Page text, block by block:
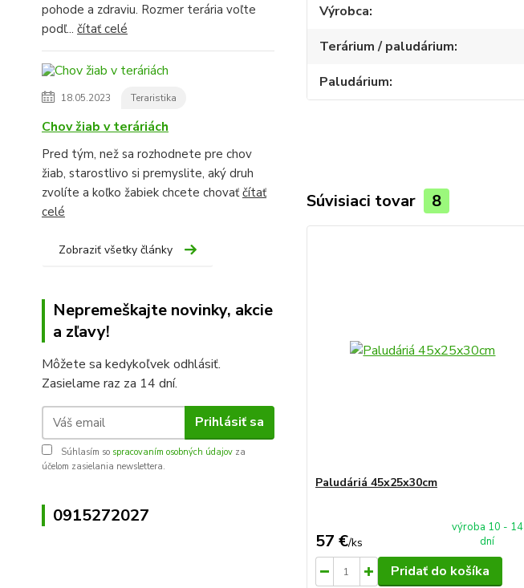
pohode a zdraviu. Rozmer terária voľte
podľ... čítať celé
18.05.2023 Teraristika
Chov žiab v teráriách
Pred tým, než sa rozhodnete pre chov
žiab, starostlivo si premyslite, aký druh
zvolíte a koľko žabiek chcete chovaťčítať
celé
Zobraziť všetky články
Nepremeškajte novinky, akcie
a zľavy!
Môžete sa kedykoľvek odhlásiť.
Zasielame raz za 14 dní.
Prihlásiť sa
Súhlasím so spracovaním osobných údajov za
účelom zasielania newslettera.
0915272027
Výrobca
Terárium / paludárium
Paludárium
Súvisiaci tovar 8
Paludáriá 45x25x30cm
57 €/ks
výroba 10 - 14
dní
Pridať do košíka